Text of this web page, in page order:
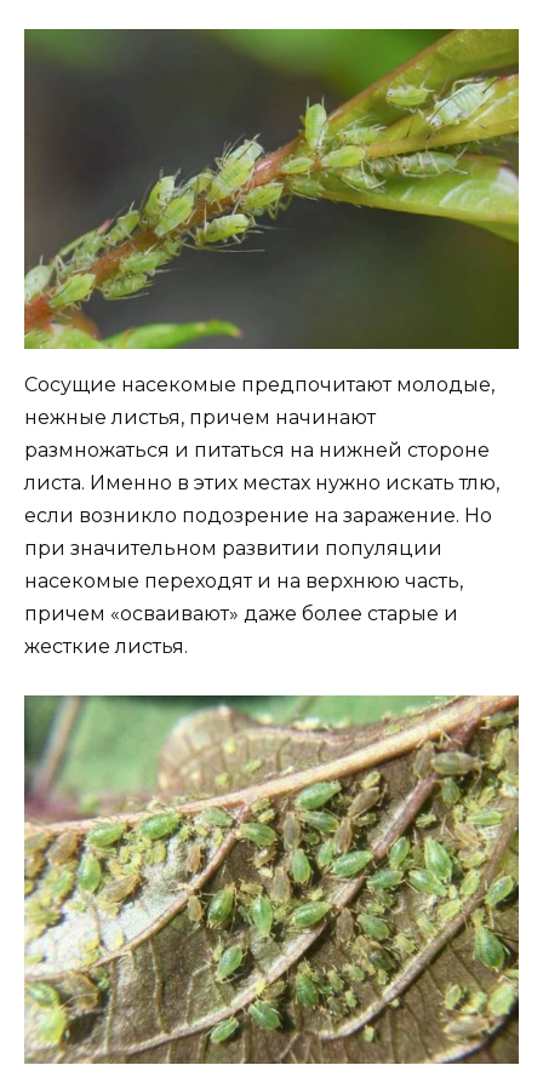
Сосущие насекомые предпочитают молодые,
нежные листья, причем начинают
размножаться и питаться на нижней стороне
листа. Именно в этих местах нужно искать тлю,
если возникло подозрение на заражение. Но
при значительном развитии популяции
насекомые переходят и на верхнюю часть,
причем «осваивают» даже более старые и
жесткие листья.